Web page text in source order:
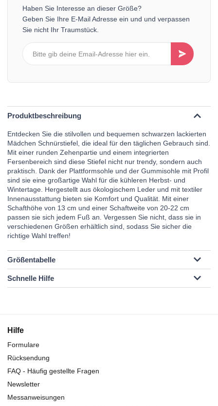
Haben Sie Interesse an dieser Größe?
Geben Sie Ihre E-Mail Adresse ein und und verpassen
Sie nicht Ihr Traumstück.
Produktbeschreibung
Entdecken Sie die stilvollen und bequemen schwarzen lackierten
Mädchen Schnürstiefel, die ideal für den täglichen Gebrauch sind.
Mit einer runden Zehenpartie und einem integrierten
Fersenbereich sind diese Stiefel nicht nur trendy, sondern auch
praktisch. Dank der Plattformsohle und der Gummisohle mit Profil
sind sie eine großartige Wahl für die kühleren Herbst- und
Wintertage. Hergestellt aus ökologischem Leder und mit textiler
Innenausstattung bieten sie Komfort und Qualität. Mit einer
Schafthöhe von 13 cm und einer Schaftweite von 20-22 cm
passen sie sich jedem Fuß an. Vergessen Sie nicht, dass sie in
verschiedenen Größen erhältlich sind, sodass Sie sicher die
richtige Wahl treffen!
Größentabelle
Schnelle Hilfe
Hilfe
Formulare
Rücksendung
FAQ - Häufig gestellte Fragen
Newsletter
Messanweisungen